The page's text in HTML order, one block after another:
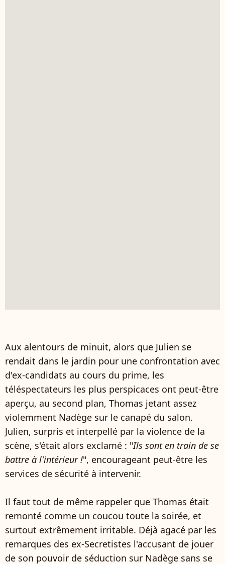
Aux alentours de minuit, alors que Julien se
rendait dans le jardin pour une confrontation avec
d'ex-candidats au cours du prime, les
téléspectateurs les plus perspicaces ont peut-être
aperçu, au second plan, Thomas jetant assez
violemment Nadège sur le canapé du salon.
Julien, surpris et interpellé par la violence de la
scène, s'était alors exclamé : "Ils sont en train de se
battre à l'intérieur !", encourageant peut-être les
services de sécurité à intervenir.
Il faut tout de même rappeler que Thomas était
remonté comme un coucou toute la soirée, et
surtout extrêmement irritable. Déjà agacé par les
remarques des ex-Secretistes l'accusant de jouer
de son pouvoir de séduction sur Nadège sans se